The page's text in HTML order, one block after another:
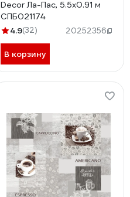
Decor Ла-Пас, 5.5x0.91 м
СПБ021174
4.9(32) 20252356
В корзину